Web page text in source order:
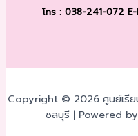
โทร : 038-241-072
Copyright © 2026 ศูนย์เรีย
ชลบุรี | Powered